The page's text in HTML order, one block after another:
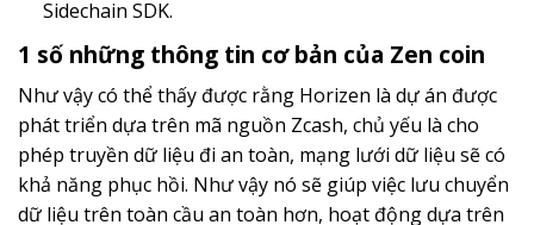
Sidechain SDK.
1 số những thông tin cơ bản của Zen coin
Như vậy có thể thấy được rằng Horizen là dự án được
phát triển dựa trên mã nguồn Zcash, chủ yếu là cho
phép truyền dữ liệu đi an toàn, mạng lưới dữ liệu sẽ có
khả năng phục hồi. Như vậy nó sẽ giúp việc lưu chuyển
dữ liệu trên toàn cầu an toàn hơn, hoạt động dựa trên